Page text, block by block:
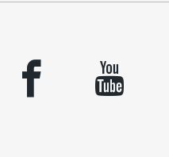
facebook youtube